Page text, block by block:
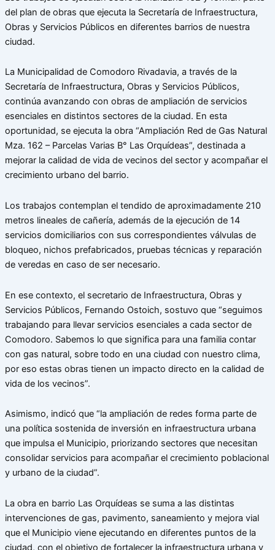
del plan de obras que ejecuta la Secretaría de Infraestructura,
Obras y Servicios Públicos en diferentes barrios de nuestra
ciudad.
La Municipalidad de Comodoro Rivadavia, a través de la
Secretaría de Infraestructura, Obras y Servicios Públicos,
continúa avanzando con obras de ampliación de servicios
esenciales en distintos sectores de la ciudad. En esta
oportunidad, se ejecuta la obra “Ampliación Red de Gas Natural
Mza. 162 – Parcelas Varias B° Las Orquídeas”, destinada a
mejorar la calidad de vida de vecinos del sector y acompañar el
crecimiento urbano del barrio.
Los trabajos contemplan el tendido de aproximadamente 210
metros lineales de cañería, además de la ejecución de 14
servicios domiciliarios con sus correspondientes válvulas de
bloqueo, nichos prefabricados, pruebas técnicas y reparación
de veredas en caso de ser necesario.
En ese contexto, el secretario de Infraestructura, Obras y
Servicios Públicos, Fernando Ostoich, sostuvo que “seguimos
trabajando para llevar servicios esenciales a cada sector de
Comodoro. Sabemos lo que significa para una familia contar
con gas natural, sobre todo en una ciudad con nuestro clima,
por eso estas obras tienen un impacto directo en la calidad de
vida de los vecinos”.
Asimismo, indicó que “la ampliación de redes forma parte de
una política sostenida de inversión en infraestructura urbana
que impulsa el Municipio, priorizando sectores que necesitan
consolidar servicios para acompañar el crecimiento poblacional
y urbano de la ciudad”.
La obra en barrio Las Orquídeas se suma a las distintas
intervenciones de gas, pavimento, saneamiento y mejora vial
que el Municipio viene ejecutando en diferentes puntos de la
ciudad, con el objetivo de fortalecer la infraestructura urbana y